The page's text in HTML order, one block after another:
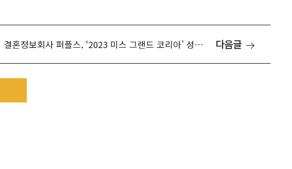
결혼정보회사 퍼플스, ‘2023 미스 그랜드 코리아’ 성황리에 개최 다음글